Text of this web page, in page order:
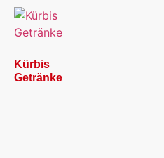
Kürbis
Getränke